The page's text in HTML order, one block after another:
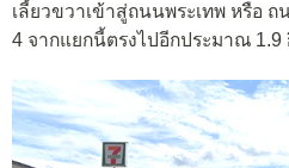
เลี้ยวขวาเข้าสู่ถนนพระเทพ หรือ
4 จากแยกนี้ตรงไปอีกประมาณ 1.9